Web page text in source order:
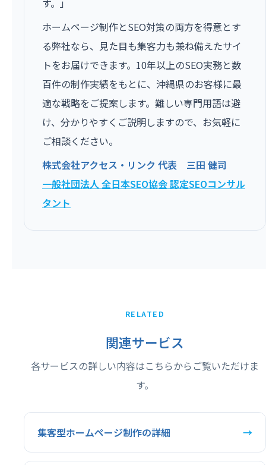
ホームページ制作とSEO対策の両方を得意とす
る弊社なら、見た目も集客力も兼ね備えたサイ
トをお届けできます。10年以上のSEO実務と数
百件の制作実績をもとに、沖縄県のお客様に最
適な戦略をご提案します。難しい専門用語は避
け、分かりやすくご説明しますので、お気軽に
ご相談ください。
株式会社アクセス・リンク 代表 三田 健司
一般社団法人 全日本SEO協会 認定SEOコンサル
タント
RELATED
関連サービス
各サービスの詳しい内容はこちらからご覧いただけま
す。
集客型ホームページ制作の詳細 →